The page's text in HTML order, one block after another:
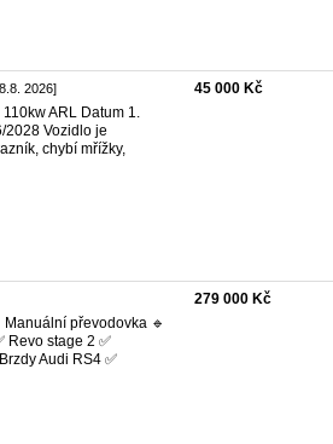
2026]
ARL Datum 1.
2028 Vozidlo je
chybí mřížky,
45 000 Kč
Manuální převodovka 🔹
Revo stage 2 ✅
Audi RS4 ✅
279 000 Kč